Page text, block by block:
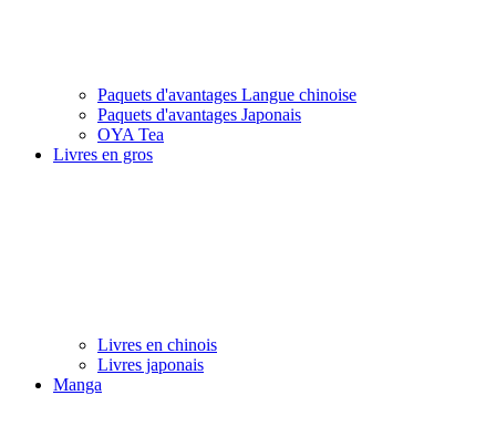
Paquets d'avantages Langue chinoise
Paquets d'avantages Japonais
OYA Tea
Livres en gros
Livres en chinois
Livres japonais
Manga